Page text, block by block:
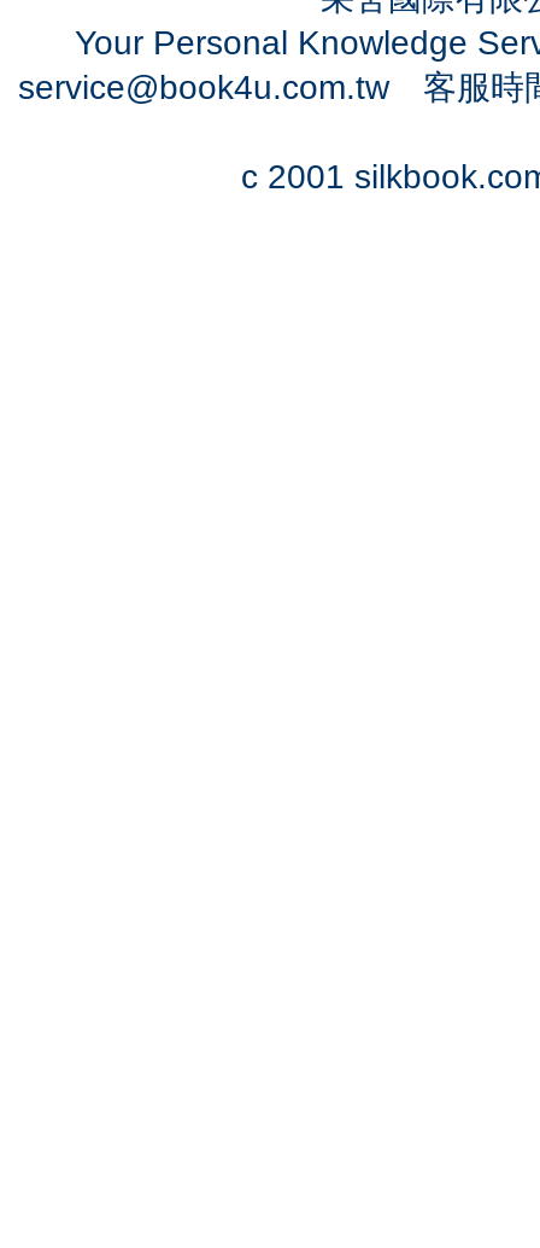
Your Personal Knowledge
service@book4u.com.tw客服時
c 2001